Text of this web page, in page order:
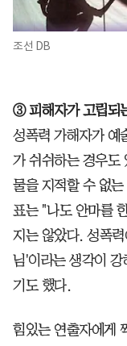
조선 DB
③ 피해자가 고립되
성폭력 가해자가 예
가 쉬쉬하는 경우도
물을 지적할 수 없
표는 "나도 안마를
지는 않았다. 성폭
님'이라는 생각이
기도 했다.
힘있는 연출자에게